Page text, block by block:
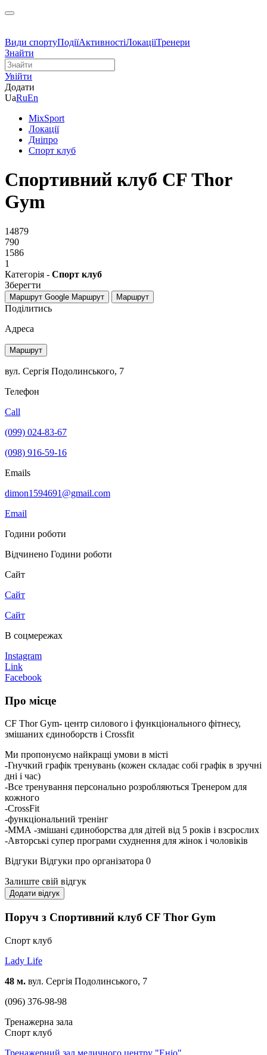
Види спортуПодіїАктивностіЛокаціїТренери
Знайти
Увійти
Додати
UaRuEn
MixSport
Локації
Дніпро
Спорт клуб
Спортивний клуб CF Thor
Gym
14879
790
1586
1
Категорія - Спорт клуб
Зберегти
Маршрут Google Маршрут Маршрут
Поділитись
Адреса
Маршрут
вул. Сергія Подолинського, 7
Телефон
Call
(099) 024-83-67
(098) 916-59-16
Emails
dimon1594691@gmail.com
Email
Години роботи
Відчинено Години роботи
Сайт
Сайт
Сайт
В соцмережах
Instagram
Link
Facebook
Про місце
CF Thor Gym- центр силового і функціонального фітнесу,
змішаних єдиноборств і Crossfit
Ми пропонуємо найкращі умови в місті
-Гнучкий графік тренувань (кожен складає собі графік в зручні
дні і час)
-Все тренування персонально розробляються Тренером для
кожного
-CrossFit
-функціональний тренінг
-ММА -змішані єдиноборства для дітей від 5 років і взсрослих
-Авторські супер програми схуднення для жінок і чоловіків
Відгуки Відгуки про організатора 0
Залиште свій відгук
Додати відгук
Поруч з Спортивний клуб CF Thor Gym
Спорт клуб
Lady Life
48 м. вул. Сергія Подолинського, 7
(096) 376-98-98
Тренажерна зала
Спорт клуб
Тренажерний зал медичного центру "Еніо"